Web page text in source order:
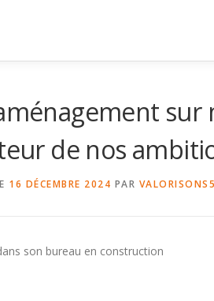
sur
de nos
16 DÉCEMBRE 2024 PAR